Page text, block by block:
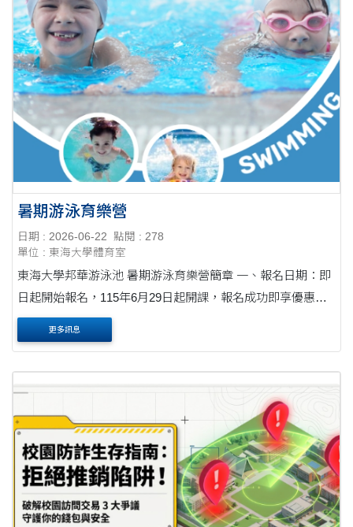
暑期游泳育樂營
日期 : 2026-06-22
點閱 : 278
單位 : 東海大學體育室
東海大學邦華游泳池 暑期游泳育樂營簡章 一、報名日期：即
日起開始報名，115年6月29日起開課，報名成功即享優惠
價。 二、報名網址：https://forms.gle/1FFYJYzfuQCR8Hoh9
更多訊息